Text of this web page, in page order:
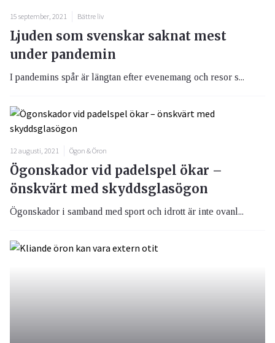
15 september, 2021 Bättre liv
Ljuden som svenskar saknat mest
under pandemin
I pandemins spår är längtan efter evenemang och resor s...
12 augusti, 2021 Ögon & Öron
Ögonskador vid padelspel ökar –
önskvärt med skyddsglasögon
Ögonskador i samband med sport och idrott är inte ovanl...